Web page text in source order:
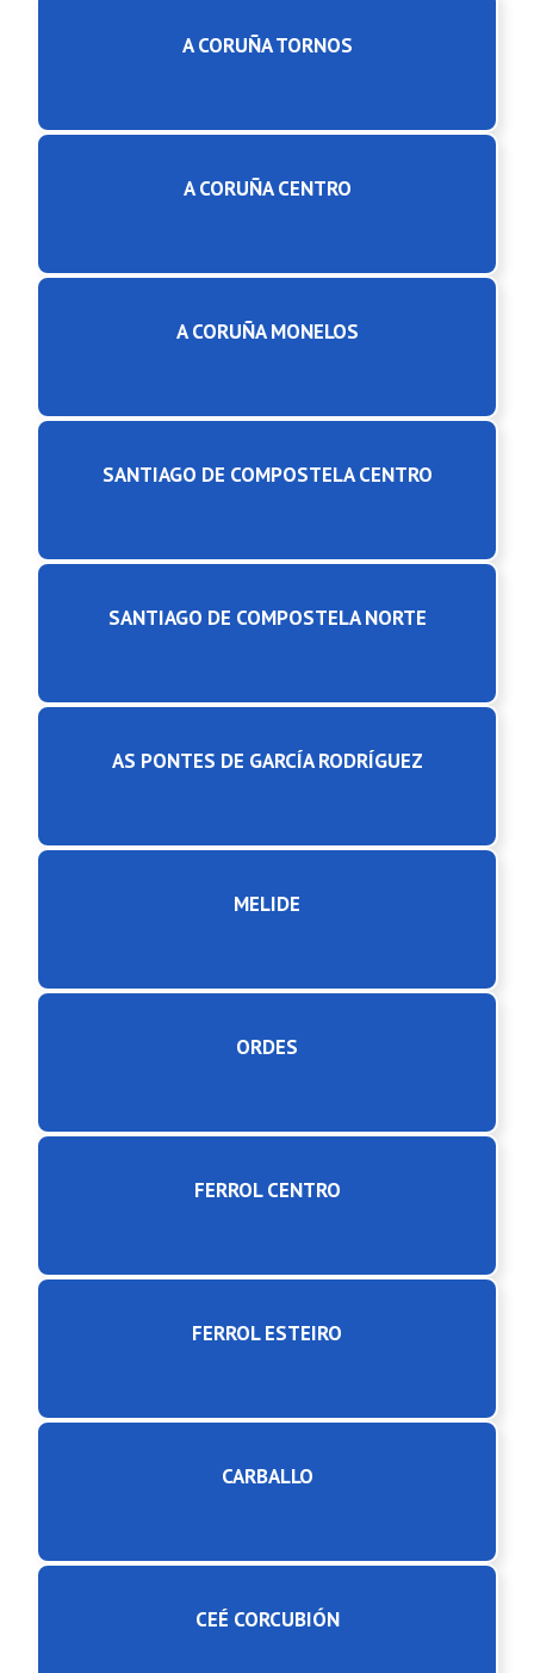
A CORUÑA TORNOS
A CORUÑA CENTRO
A CORUÑA MONELOS
SANTIAGO DE COMPOSTELA CENTRO
SANTIAGO DE COMPOSTELA NORTE
AS PONTES DE GARCÍA RODRÍGUEZ
MELIDE
ORDES
FERROL CENTRO
FERROL ESTEIRO
CARBALLO
CEÉ CORCUBIÓN